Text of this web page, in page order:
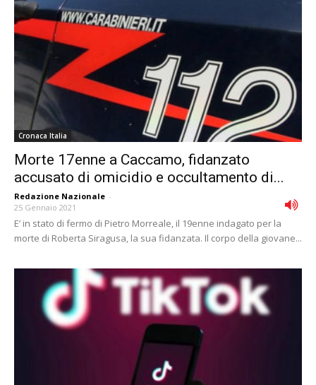
Cronaca Italia
Morte 17enne a Caccamo, fidanzato
accusato di omicidio e occultamento di...
Redazione Nazionale -
25 Gennaio 2021
E’ in stato di fermo di Pietro Morreale, il 19enne indagato per la
morte di Roberta Siragusa, la sua fidanzata. Il corpo della giovane...